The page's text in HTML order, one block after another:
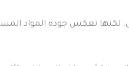
لكنها تعكس جودة المواد